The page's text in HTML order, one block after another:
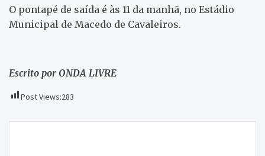
O pontapé de saída é às 11 da manhã, no Estádio
Municipal de Macedo de Cavaleiros.
Escrito por ONDA LIVRE
Post Views:283